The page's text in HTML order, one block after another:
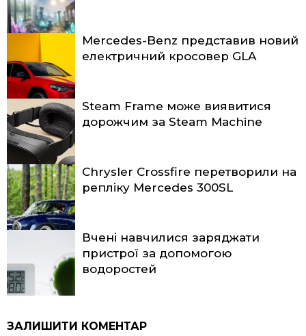
Mercedes-Benz представив новий
електричний кросовер GLA
Steam Frame може виявитися
дорожчим за Steam Machine
Chrysler Crossfire перетворили на
репліку Mercedes 300SL
Вчені навчилися заряджати
пристрої за допомогою
водоростей
ЗАЛИШИТИ КОМЕНТАР